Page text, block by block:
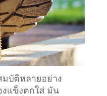
บัติหลายอย่าง
งแข็งตกใส่ มัน